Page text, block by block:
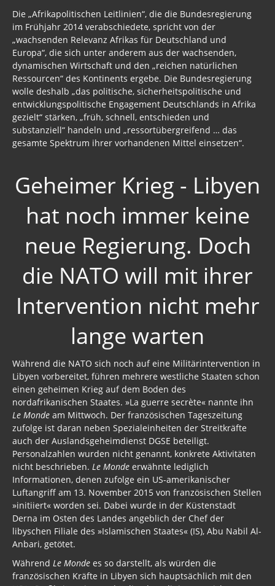
Die „Afrikapolitischen Leitlinien“, die die Bundesregierung
im Frühjahr 2014 verabschiedete, spricht von der
„wachsenden Relevanz Afrikas für Deutschland und
Europa“, die sich unter anderem aus der wachsenden,
dynamischen Wirtschaft und den „reichen natürlichen
Ressourcen“ des Kontinents ergebe. Die Bundesregierung
wolle deshalb „das politische, sicherheitspolitische und
entwicklungspolitische Engagement Deutschlands in Afrika
gezielt“ stärken, „früh, schnell, entschieden und
substanziell“ handeln und „ressortübergreifend … das
gesamte Spektrum ihrer vorhandenen Mittel einsetzen“.
Geheimer Krieg - Libyen
hat noch immer keine
neue Regierung. Doch
die NATO will mit ihrer
Intervention nicht mehr
lange warten
Während die NATO sich noch auf eine Militärintervention in
Libyen vorbereitet, führen mehrere westliche Staaten schon
einen geheimen Krieg auf dem Boden des
nordafrikanischen Staates. »La guerre secrète« nannte ihn
Le Monde am Mittwoch. Der französischen Tageszeitung
zufolge ist daran neben Spezialeinheiten der Streitkräfte
auch der Auslandsgeheimdienst DGSE beteiligt.
Personalzahlen wurden nicht genannt, konkrete Aktivitäten
nicht beschrieben. Le Monde erwähnte lediglich
Informationen, denen zufolge ein US-amerikanischer
Luftangriff am 13. November 2015 von französischen Stellen
»initiiert« worden sei. Dabei wurde in der Küstenstadt
Derna im Osten des Landes angeblich der Chef der
libyschen Filiale des »Islamischen Staates« (IS), Abu Nabil Al-
Anbari, getötet.
Während Le Monde es so darstellt, als würden die
französischen Kräfte in Libyen sich hauptsächlich mit den